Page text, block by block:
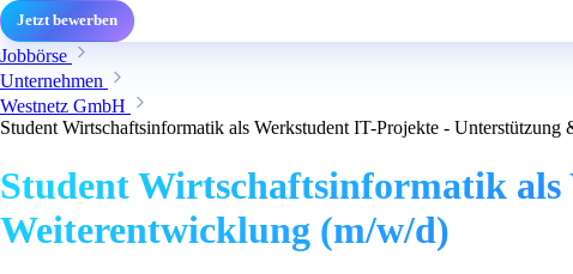
Jetzt bewerben
Jobbörse
Unternehmen
Westnetz GmbH
Student Wirtschaftsinformatik als Werkstudent IT-Projekte -
Student Wirtschaftsinformatik
Weiterentwicklung (m/w/d)